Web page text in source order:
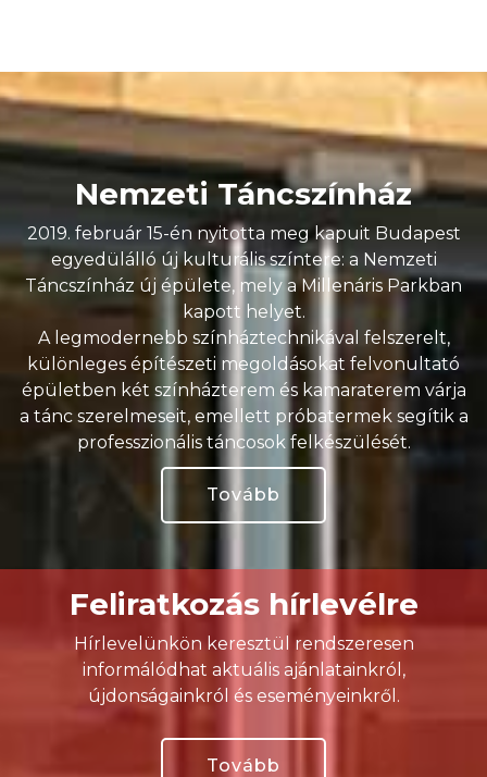
Nemzeti Táncszínház
2019. február 15-én nyitotta meg kapuit Budapest
egyedülálló új kulturális színtere: a Nemzeti
Táncszínház új épülete, mely a Millenáris Parkban
kapott helyet.
A legmodernebb színháztechnikával felszerelt,
különleges építészeti megoldásokat felvonultató
épületben két színházterem és kamaraterem várja
a tánc szerelmeseit, emellett próbatermek segítik a
professzionális táncosok felkészülését.
Tovább
Feliratkozás hírlevélre
Hírlevelünkön keresztül rendszeresen
informálódhat aktuális ajánlatainkról,
újdonságainkról és eseményeinkről.
Tovább